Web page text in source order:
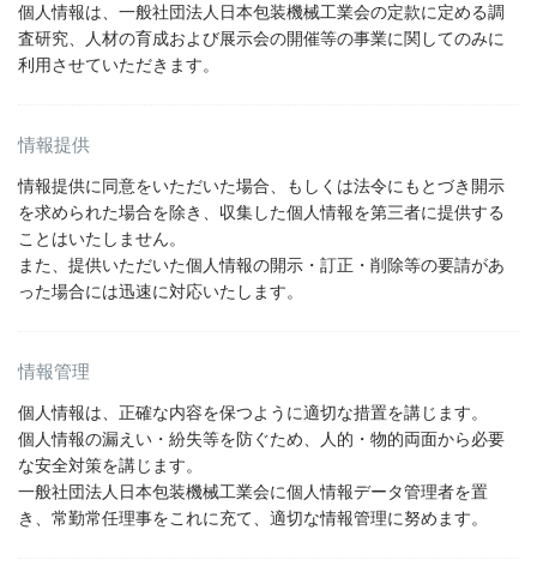
個人情報は、一般社団法人日本包装機械工業会の定款に定める調
査研究、人材の育成および展示会の開催等の事業に関してのみに
利用させていただきます。
情報提供
情報提供に同意をいただいた場合、もしくは法令にもとづき開示
を求められた場合を除き、収集した個人情報を第三者に提供する
ことはいたしません。
また、提供いただいた個人情報の開示・訂正・削除等の要請があ
った場合には迅速に対応いたします。
情報管理
個人情報は、正確な内容を保つように適切な措置を講じます。
個人情報の漏えい・紛失等を防ぐため、人的・物的両面から必要
な安全対策を講じます。
一般社団法人日本包装機械工業会に個人情報データ管理者を置
き、常勤常任理事をこれに充て、適切な情報管理に努めます。